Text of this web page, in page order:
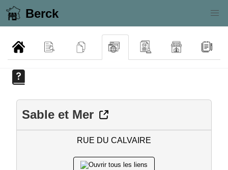
Berck
Sable et Mer
RUE DU CALVAIRE